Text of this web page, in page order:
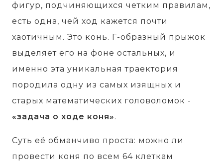
фигур, подчиняющихся четким правилам,
есть одна, чей ход кажется почти
хаотичным. Это конь. Г-образный прыжок
выделяет его на фоне остальных, и
именно эта уникальная траектория
породила одну из самых изящных и
старых математических головоломок -
«задача о ходе коня».
Суть её обманчиво проста: можно ли
провести коня по всем 64 клеткам